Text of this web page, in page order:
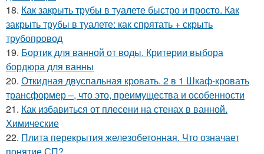
18. Как закрыть трубы в туалете быстро и просто. Как
закрыть трубы в туалете: как спрятать + скрыть
трубопровод
19. Бортик для ванной от воды. Критерии выбора
бордюра для ванны
20. Откидная двуспальная кровать. 2 в 1 Шкаф-кровать
трансформер –, что это, преимущества и особенности
21. Как избавиться от плесени на стенах в ванной.
Химические
22. Плита перекрытия железобетонная. Что означает